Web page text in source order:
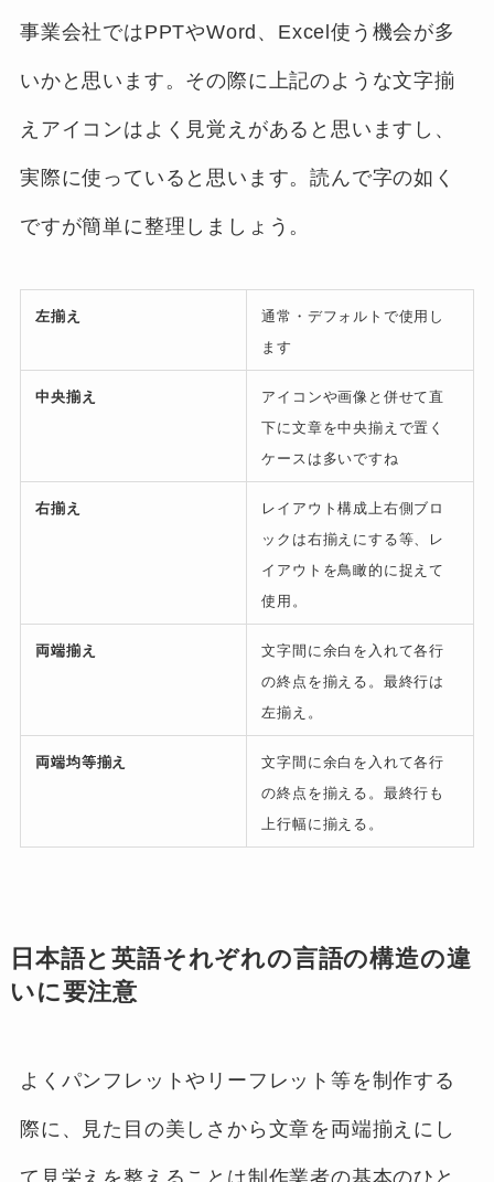
事業会社ではPPTやWord、Excel使う機会が多
いかと思います。その際に上記のような文字揃
えアイコンはよく見覚えがあると思いますし、
実際に使っていると思います。読んで字の如く
ですが簡単に整理しましょう。
左揃え
通常・デフォルトで使用し
ます
中央揃え
アイコンや画像と併せて直
下に文章を中央揃えで置く
ケースは多いですね
右揃え
レイアウト構成上右側ブロ
ックは右揃えにする等、レ
イアウトを鳥瞰的に捉えて
使用。
両端揃え
文字間に余白を入れて各行
の終点を揃える。最終行は
左揃え。
両端均等揃え
文字間に余白を入れて各行
の終点を揃える。最終行も
上行幅に揃える。
日本語と英語それぞれの言語の構造の違
いに要注意
よくパンフレットやリーフレット等を制作する
際に、見た目の美しさから文章を両端揃えにし